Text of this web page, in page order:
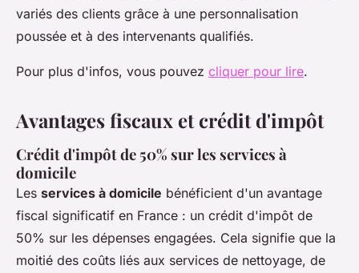
variés des clients grâce à une personnalisation
poussée et à des intervenants qualifiés.
Pour plus d'infos, vous pouvez cliquer pour lire.
Avantages fiscaux et crédit d'impôt
Crédit d'impôt de 50% sur les services à
domicile
Les services à domicile bénéficient d'un avantage
fiscal significatif en France : un crédit d'impôt de
50% sur les dépenses engagées. Cela signifie que la
moitié des coûts liés aux services de nettoyage, de